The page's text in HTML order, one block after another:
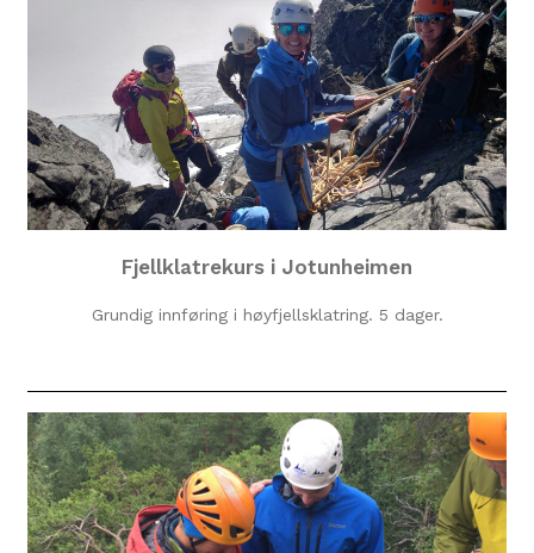
Fjellklatrekurs i Jotunheimen
Grundig innføring i høyfjellsklatring. 5 dager.